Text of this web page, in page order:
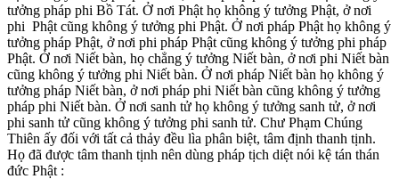
tưởng pháp phi Bồ Tát. Ở nơi Phật họ không ý tưởng Phật, ở nơi
phi Phật cũng không ý tưởng phi Phật. Ở nơi pháp Phật họ không ý
tưởng pháp Phật, ở nơi phi pháp Phật cũng không ý tưởng phi pháp
Phật. Ở nơi Niết bàn, họ chẳng ý tưởng Niết bàn, ở nơi phi Niết bàn
cũng không ý tưởng phi Niết bàn. Ở nơi pháp Niết bàn họ không ý
tưởng pháp Niết bàn, ở nơi pháp phi Niết bàn cũng không ý tưởng
pháp phi Niết bàn. Ở nơi sanh tử họ không ý tưởng sanh tử, ở nơi
phi sanh tử cũng không ý tưởng phi sanh tử. Chư Phạm Chúng
Thiên ấy đối với tất cả thảy đều lìa phân biệt, tâm định thanh tịnh.
Họ đã được tâm thanh tịnh nên dùng pháp tịch diệt nói kệ tán thán
đức Phật :